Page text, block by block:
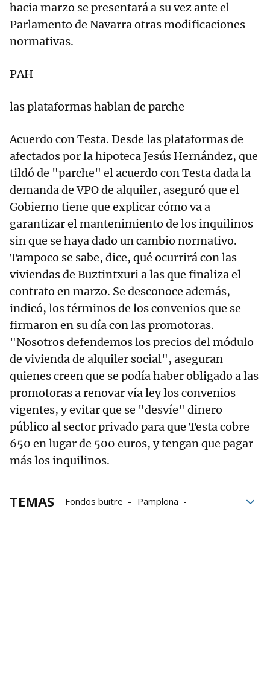
hacia marzo se presentará a su vez ante el
Parlamento de Navarra otras modificaciones
normativas.
PAH
las plataformas hablan de parche
Acuerdo con Testa. Desde las plataformas de
afectados por la hipoteca Jesús Hernández, que
tildó de "parche" el acuerdo con Testa dada la
demanda de VPO de alquiler, aseguró que el
Gobierno tiene que explicar cómo va a
garantizar el mantenimiento de los inquilinos
sin que se haya dado un cambio normativo.
Tampoco se sabe, dice, qué ocurrirá con las
viviendas de Buztintxuri a las que finaliza el
contrato en marzo. Se desconoce además,
indicó, los términos de los convenios que se
firmaron en su día con las promotoras.
"Nosotros defendemos los precios del módulo
de vivienda de alquiler social", aseguran
quienes creen que se podía haber obligado a las
promotoras a renovar vía ley los convenios
vigentes, y evitar que se "desvíe" dinero
público al sector privado para que Testa cobre
650 en lugar de 500 euros, y tengan que pagar
más los inquilinos.
TEMAS Fondos buitre
Pamplona